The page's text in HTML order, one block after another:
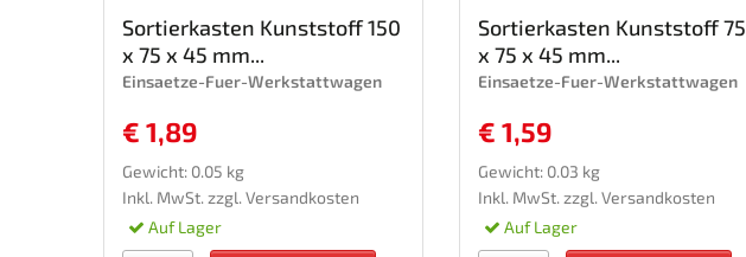
Sortierkasten Kunststoff 150
x 75 x 45 mm...
Einsaetze-Fuer-Werkstattwagen
€ 1,89
Gewicht: 0.05 kg
Inkl. MwSt. zzgl. Versandkosten
Auf Lager
Sortierkasten Kunststoff 75
x 75 x 45 mm...
Einsaetze-Fuer-Werkstattwagen
€ 1,59
Gewicht: 0.03 kg
Inkl. MwSt. zzgl. Versandkosten
Auf Lager